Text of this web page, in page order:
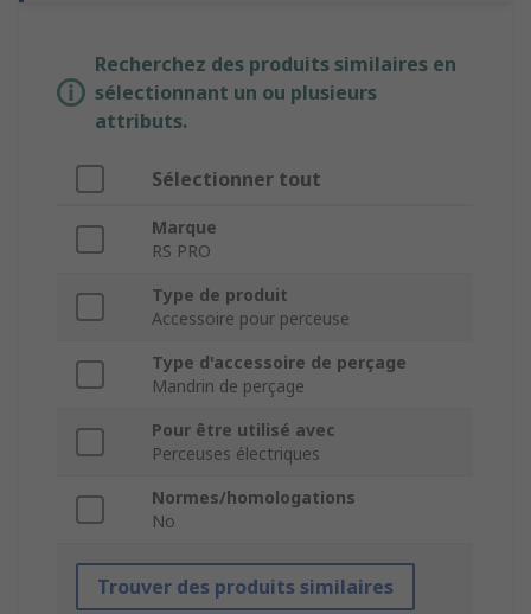
Recherchez des produits similaires en
sélectionnant un ou plusieurs
attributs.
Sélectionner tout
Marque
RS PRO
Type de produit
Accessoire pour perceuse
Type d'accessoire de perçage
Mandrin de perçage
Pour être utilisé avec
Perceuses électriques
Normes/homologations
No
Trouver des produits similaires